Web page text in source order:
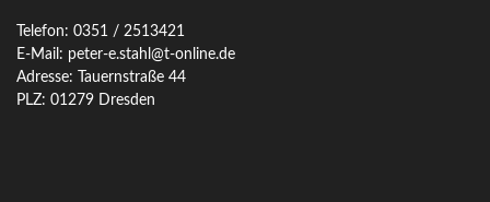
Telefon: 0351 / 2513421
E-Mail: peter-e.stahl@t-online.de
Adresse: Tauernstraße 44
PLZ: 01279 Dresden